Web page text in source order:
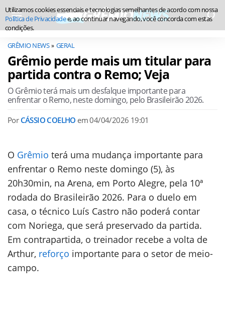
GRÊMIO NEWS GERAL
Grêmio perde mais um titular para
partida contra o Remo; Veja
O Grêmio terá mais um desfalque importante para
enfrentar o Remo, neste domingo, pelo Brasileirão 2026.
Por CÁSSIO COELHO em04/04/2026 19:01
O Grêmio terá uma mudança importante para
enfrentar o Remo neste domingo (5), às
20h30min, na Arena, em Porto Alegre, pela 10ª
rodada do Brasileirão 2026. Para o duelo em
casa, o técnico Luís Castro não poderá contar
com Noriega, que será preservado da partida.
Em contrapartida, o treinador recebe a volta de
Arthur, reforço importante para o setor de meio-
campo.
Utilizamos cookies essenciais e tecnologias semelhantes de acordo com nossa
Política de Privacidadee, ao continuar navegando, você concorda com estas
condições.